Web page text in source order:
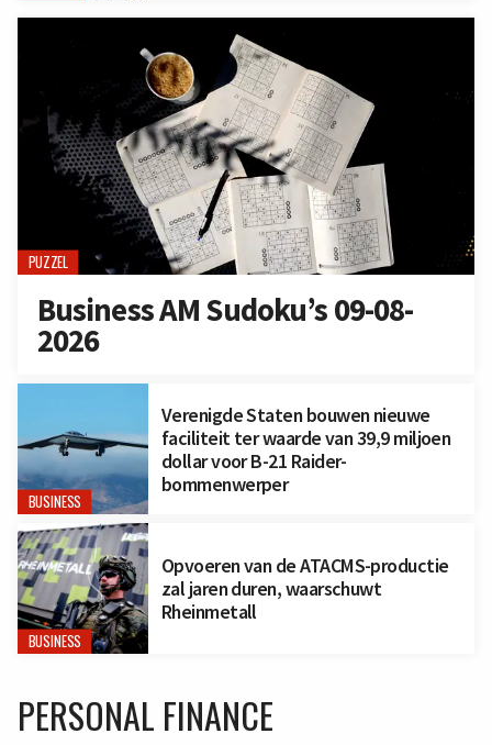
PUZZEL
Business AM Sudoku’s 09-08-
2026
BUSINESS
Verenigde Staten bouwen nieuwe
faciliteit ter waarde van 39,9 miljoen
dollar voor B-21 Raider-
bommenwerper
BUSINESS
Opvoeren van de ATACMS-productie
zal jaren duren, waarschuwt
Rheinmetall
PERSONAL FINANCE